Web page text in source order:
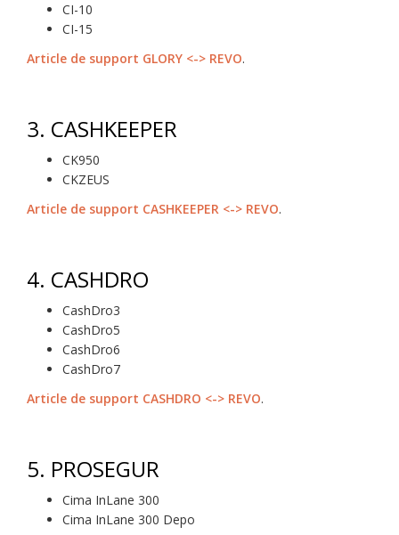
CI-10
CI-15
Article de support GLORY <-> REVO.
3. CASHKEEPER
CK950
CKZEUS
Article de support CASHKEEPER <-> REVO.
4. CASHDRO
CashDro3
CashDro5
CashDro6
CashDro7
Article de support CASHDRO <-> REVO.
5. PROSEGUR
Cima InLane 300
Cima InLane 300 Depo